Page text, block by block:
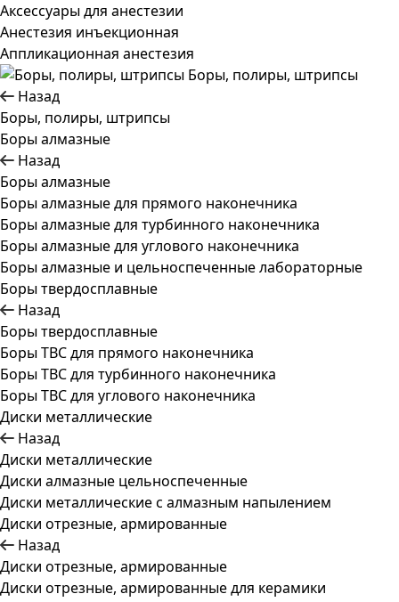
Аксессуары для анестезии
Анестезия инъекционная
Аппликационная анестезия
Боры, полиры, штрипсы
Назад
Боры, полиры, штрипсы
Боры алмазные
Назад
Боры алмазные
Боры алмазные для прямого наконечника
Боры алмазные для турбинного наконечника
Боры алмазные для углового наконечника
Боры алмазные и цельноспеченные лабораторные
Боры твердосплавные
Назад
Боры твердосплавные
Боры ТВС для прямого наконечника
Боры ТВС для турбинного наконечника
Боры ТВС для углового наконечника
Диски металлические
Назад
Диски металлические
Диски алмазные цельноспеченные
Диски металлические с алмазным напылением
Диски отрезные, армированные
Назад
Диски отрезные, армированные
Диски отрезные, армированные для керамики